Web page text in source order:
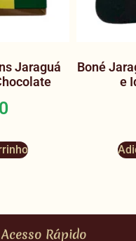
Jaraguá
Boné
e
Acesso Rápido